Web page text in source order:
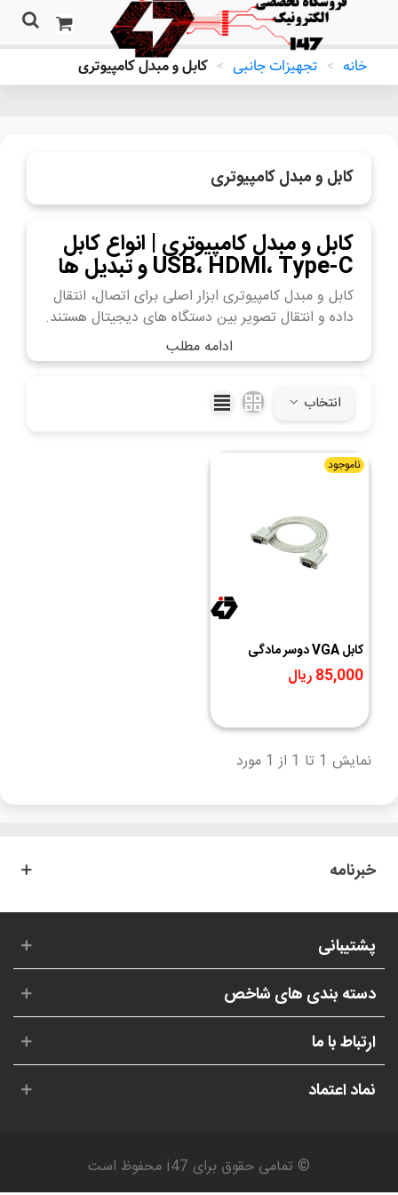
خانه > تجهیزات جانبی > کابل و مبدل کامپیوتری
کابل و مبدل کامپیوتری
کابل و مبدل کامپیوتری | انواع کابل
USB، HDMI، Type-C و تبدیل ها
کابل و مبدل کامپیوتری ابزار اصلی برای اتصال، انتقال
داده و انتقال تصویر بین دستگاه های دیجیتال هستند.
در این شاخه می‌توانید مجموعه ای متنوع از کابل ها و
مانیتور و تجهیزات دیجیتال را یکجا بررسی و انتخاب
ادامه مطلب
انتخاب
ناموجود
کابل VGA دوسر مادگی
85,000 ریال
نمایش 1 تا 1 از 1 مورد
خبرنامه
پشتیبانی
دسته بندی های شاخص
ارتباط با ما
نماد اعتماد
© تمامی حقوق برای i47 محفوظ است